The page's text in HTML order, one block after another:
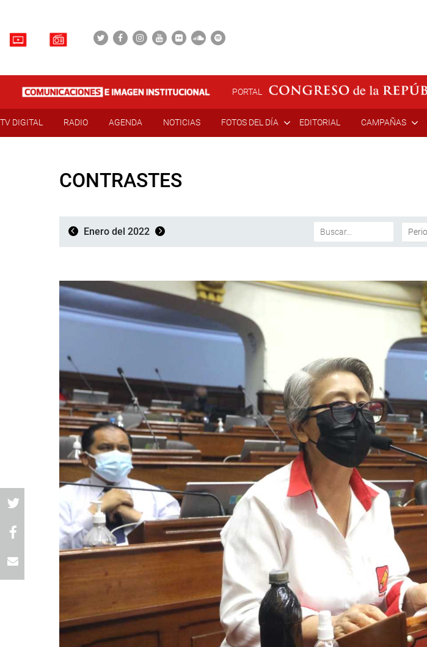
PORTAL
TV DIGITAL RADIO AGENDA NOTICIAS FOTOS DEL DÍA EDITORIAL CAMPAÑAS
CONTRASTES
Enero del 2022